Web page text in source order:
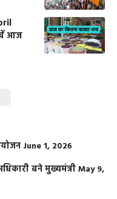
आज
June 1, 2026
बने मुख्यमंत्रीMay 9,